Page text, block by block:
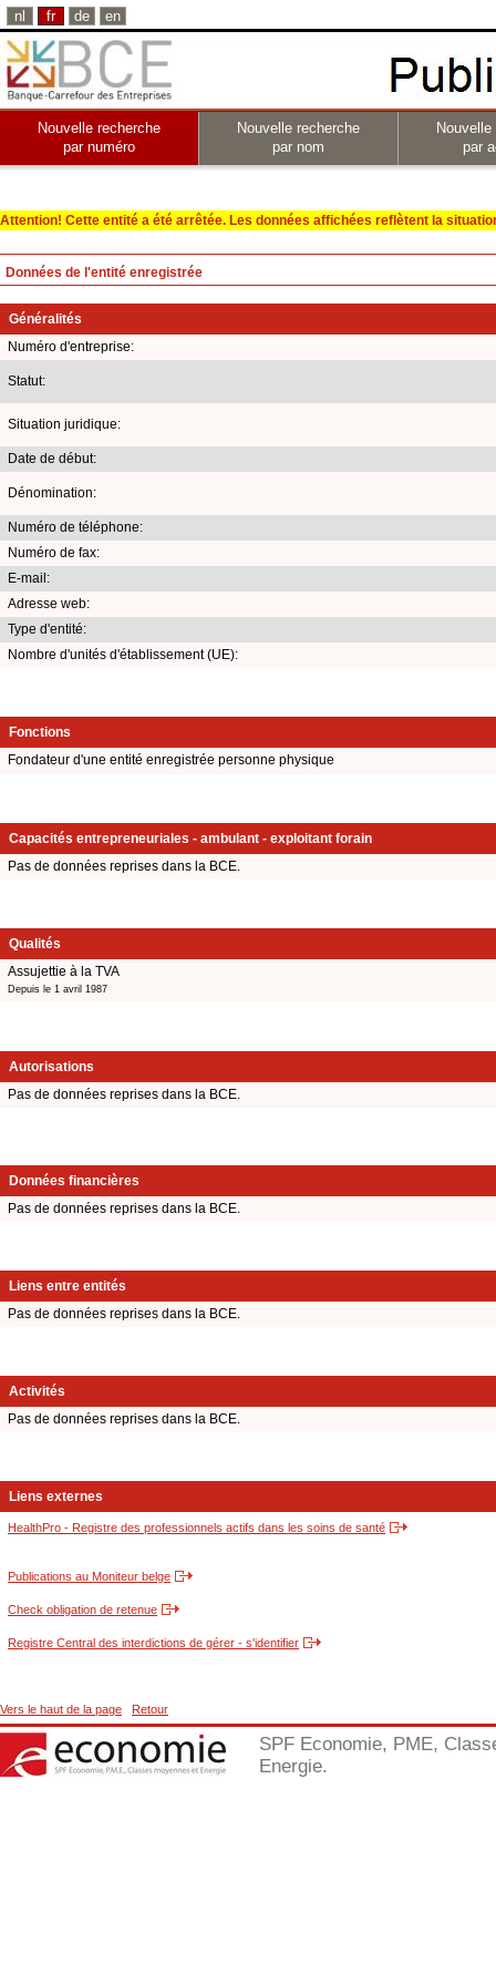
nl fr de en
Nouvelle recherche
par numéro
Nouvelle recherche
par nom
par
Attention! Cette entité a été arrêtée. Les données affichées reflètent la
Données de l'entité enregistrée
Généralités
Numéro d'entreprise:
Statut:
Situation juridique:
Date de début:
Dénomination:
Numéro de téléphone:
Numéro de fax:
E-mail:
Adresse web:
Type d'entité:
Nombre d'unités d'établissement (UE):
Fonctions
Fondateur d'une entité enregistrée personne physique
Capacités entrepreneuriales - ambulant - exploitant forain
Pas de données reprises dans la BCE.
Qualités
Assujettie à la TVA
Depuis le 1 avril 1987
Autorisations
Pas de données reprises dans la BCE.
Données financières
Pas de données reprises dans la BCE.
Liens entre entités
Pas de données reprises dans la BCE.
Activités
Pas de données reprises dans la BCE.
Liens externes
HealthPro - Registre des professionnels actifs dans les soins de santé
Publications au Moniteur belge
Check obligation de retenue
Registre Central des interdictions de gérer - s'identifier
Vers le haut de la page Retour
SPF Economie, PME,
Energie.